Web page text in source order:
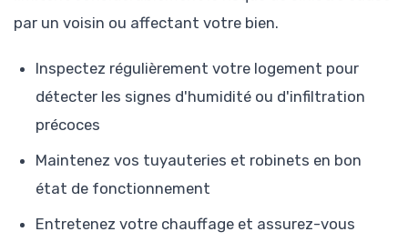
par un voisin ou affectant votre bien.
Inspectez régulièrement votre logement pour
détecter les signes d'humidité ou d'infiltration
précoces
Maintenez vos tuyauteries et robinets en bon
état de fonctionnement
Entretenez votre chauffage et assurez-vous